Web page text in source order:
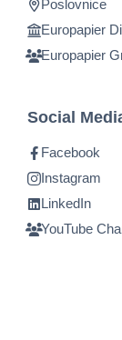
Poslovnice
Europapier
Europapier
Social
Facebook
Instagram
LinkedIn
YouTube